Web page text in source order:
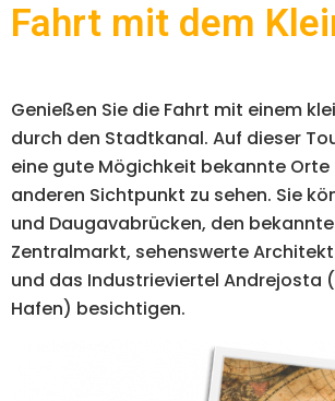
Fahrt mit dem
Genießen Sie die Fahrt mit einem
durch den Stadtkanal. Auf dieser
eine gute Mögichkeit bekannte Orte
anderen Sichtpunkt zu sehen. Sie
und Daugavabrücken, den
Zentralmarkt, sehenswerte
und das Industrieviertel Andrejosta
Hafen) besichtigen.